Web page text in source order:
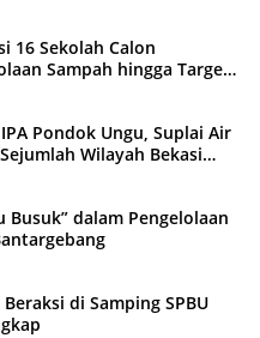
16 Sekolah Calon
Sampah hingga Target
Pondok Ungu, Suplai Air
Wilayah Bekasi
Busuk” dalam Pengelolaan
di Samping SPBU